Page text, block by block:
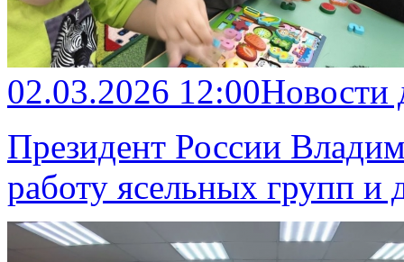
02.03.2026 12:00
Президент России
работу ясельных групп и